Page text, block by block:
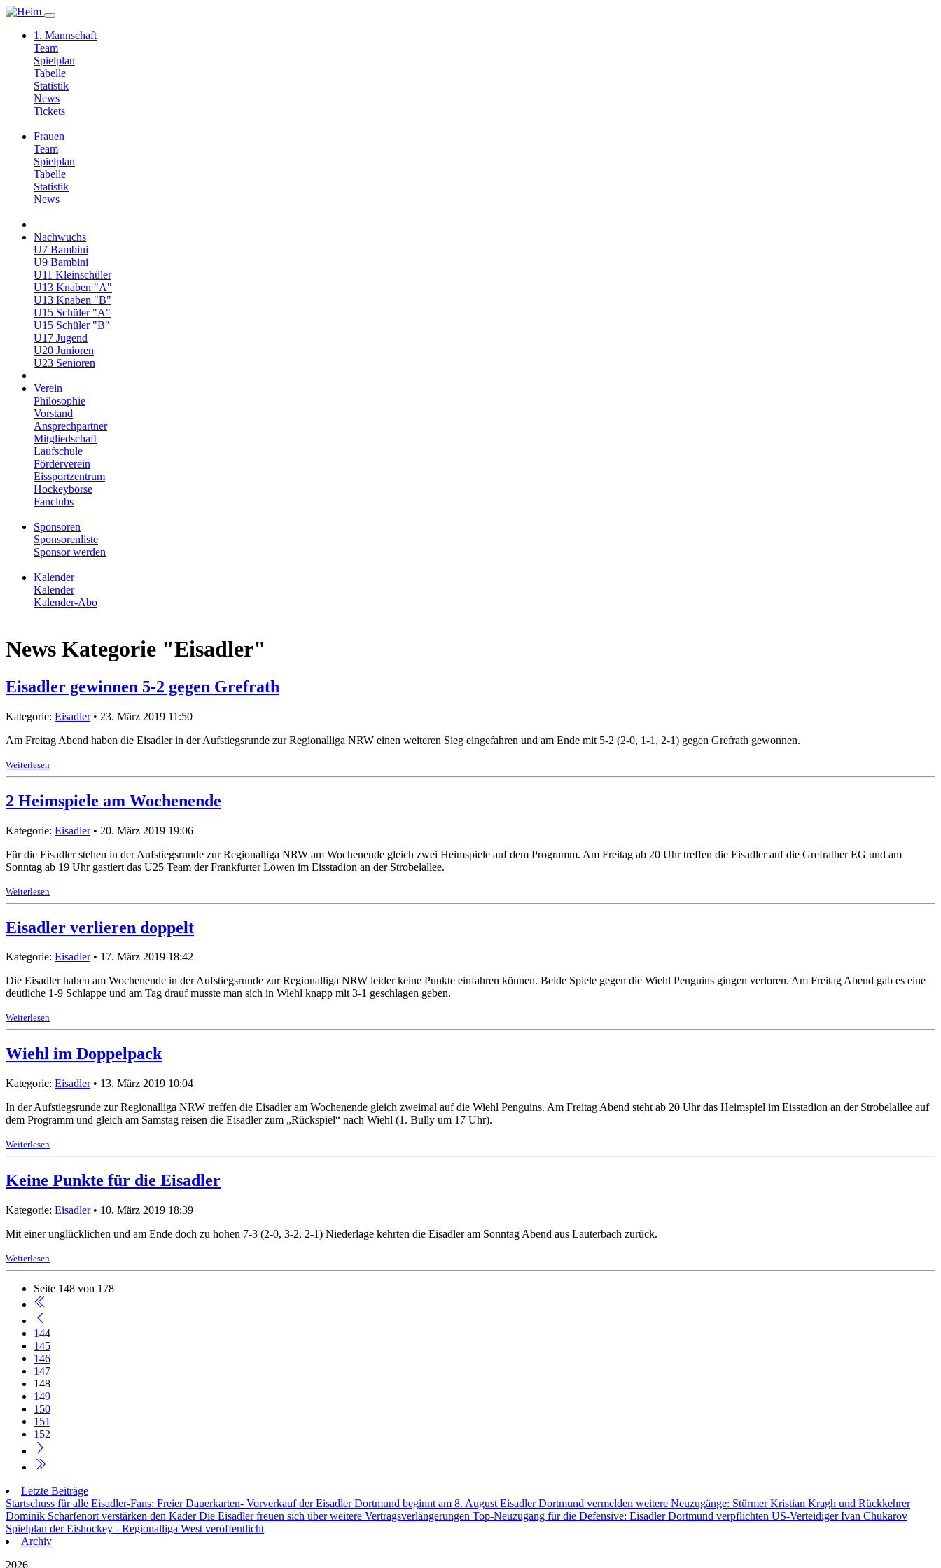
1. Mannschaft
Team
Spielplan
Tabelle
Statistik
News
Tickets
Frauen
Team
Spielplan
Tabelle
Statistik
News
Nachwuchs
U7 Bambini
U9 Bambini
U11 Kleinschüler
U13 Knaben "A"
U13 Knaben "B"
U15 Schüler "A"
U15 Schüler "B"
U17 Jugend
U20 Junioren
U23 Senioren
Verein
Philosophie
Vorstand
Ansprechpartner
Mitgliedschaft
Laufschule
Förderverein
Eissportzentrum
Hockeybörse
Fanclubs
Sponsoren
Sponsorenliste
Sponsor werden
Kalender
Kalender
Kalender-Abo
News Kategorie "Eisadler"
Eisadler gewinnen 5-2 gegen Grefrath
Kategorie: Eisadler• 23. März 2019 11:50
Am Freitag Abend haben die Eisadler in der Aufstiegsrunde zur Regionalliga NRW einen weiteren Sieg eingefahren und am Ende mit 5-2 (2-0, 1-1, 2-1) gegen Grefrath gewonnen.
Weiterlesen
2 Heimspiele am Wochenende
Kategorie: Eisadler• 20. März 2019 19:06
Für die Eisadler stehen in der Aufstiegsrunde zur Regionalliga NRW am Wochenende gleich zwei Heimspiele auf dem Programm. Am Freitag ab 20 Uhr treffen die Eisadler auf die Grefrather EG und am
Sonntag ab 19 Uhr gastiert das U25 Team der Frankfurter Löwen im Eisstadion an der Strobelallee.
Weiterlesen
Eisadler verlieren doppelt
Kategorie: Eisadler• 17. März 2019 18:42
Die Eisadler haben am Wochenende in der Aufstiegsrunde zur Regionalliga NRW leider keine Punkte einfahren können. Beide Spiele gegen die Wiehl Penguins gingen verloren. Am Freitag Abend gab es eine
deutliche 1-9 Schlappe und am Tag drauf musste man sich in Wiehl knapp mit 3-1 geschlagen geben.
Weiterlesen
Wiehl im Doppelpack
Kategorie: Eisadler• 13. März 2019 10:04
In der Aufstiegsrunde zur Regionalliga NRW treffen die Eisadler am Wochenende gleich zweimal auf die Wiehl Penguins. Am Freitag Abend steht ab 20 Uhr das Heimspiel im Eisstadion an der Strobelallee auf
dem Programm und gleich am Samstag reisen die Eisadler zum „Rückspiel“ nach Wiehl (1. Bully um 17 Uhr).
Weiterlesen
Keine Punkte für die Eisadler
Kategorie: Eisadler• 10. März 2019 18:39
Mit einer unglücklichen und am Ende doch zu hohen 7-3 (2-0, 3-2, 2-1) Niederlage kehrten die Eisadler am Sonntag Abend aus Lauterbach zurück.
Weiterlesen
Seite 148 von 178
144
145
146
147
148
149
150
151
152
Letzte Beiträge
Startschuss für alle Eisadler-Fans: Freier Dauerkarten- Vorverkauf der Eisadler Dortmund beginnt am 8. August Eisadler Dortmund vermelden weitere Neuzugänge: Stürmer Kristian Kragh und Rückkehrer
Dominik Scharfenort verstärken den KaderDie Eisadler freuen sich über weitere Vertragsverlängerungen Top-Neuzugang für die Defensive: Eisadler Dortmund verpflichten US-Verteidiger Ivan Chukarov
Spielplan der Eishockey - Regionalliga West veröffentlicht
Archiv
2026